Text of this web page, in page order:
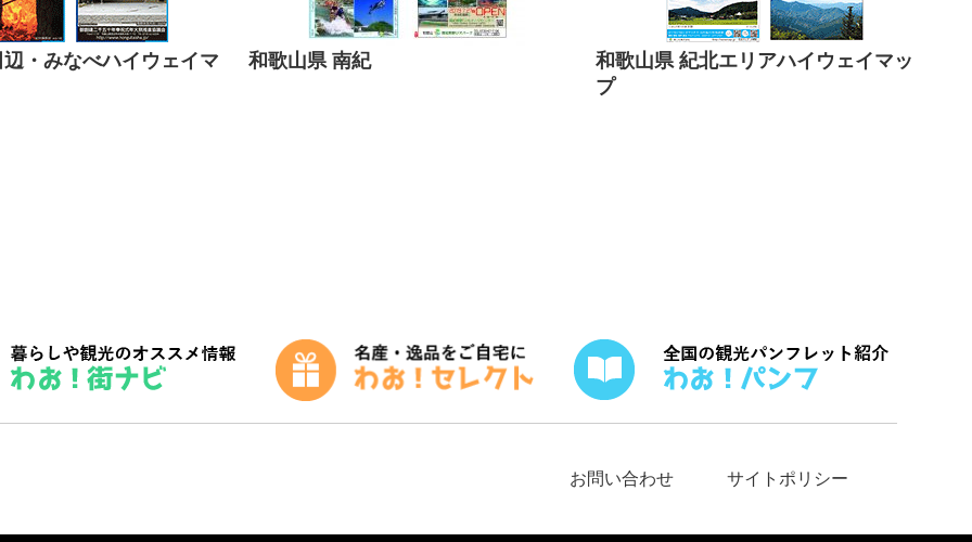
・みなべハイウェイマ 和歌山県 南紀
和歌山県 紀北エリアハイウェイマッ
プ
お問い合わせ サイトポリシー